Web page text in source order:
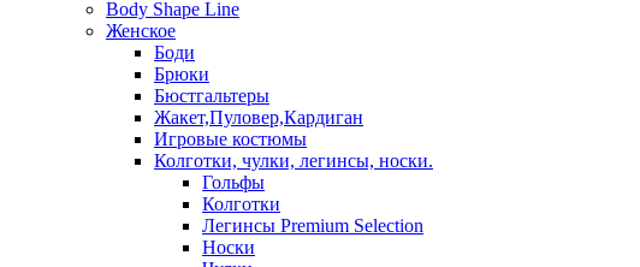
Body Shape Line
Женское
Боди
Брюки
Бюстгальтеры
Жакет,Пуловер,Кардиган
Игровые костюмы
Колготки, чулки, легинсы, носки.
Гольфы
Колготки
Легинсы Premium Selection
Носки